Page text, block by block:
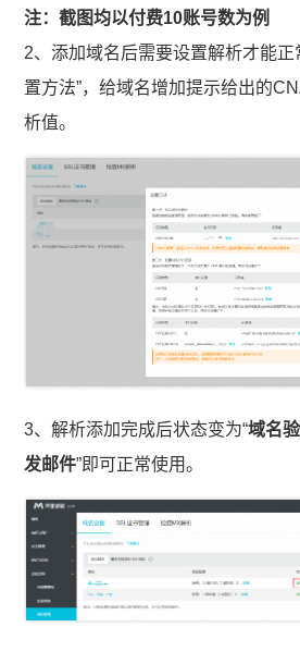
注：截图均以付费10账号数为例
2、添加域名后需要设置解析才能正
置方法”，给域名增加提示给出的
析值。
3、解析添加完成后状态变为“域名
发邮件”即可正常使用。